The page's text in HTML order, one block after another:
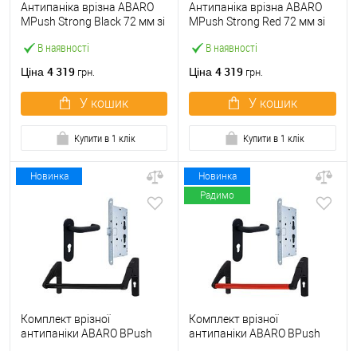
В наявності
Антипаніка врізна ABARO
МPush Strong Black 72 мм зі
Ціна 4 319 грн.
У кошик
Купити в 1 клік
В наявності
Антипаніка врізна ABARO
МPush Strong Red 72 мм зі
Ціна 4 319 грн.
У кошик
Купити в 1 клік
Новинка
Комплект врізної
антипаніки ABARO BPush
Новинка
Радимо
Комплект врізної
антипаніки ABARO BPush